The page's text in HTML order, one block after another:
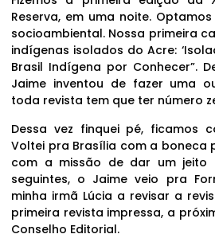
Reserva, em uma noite.
socioambiental. Nossa primeira
indígenas isolados do Acre:
Brasil Indígena por Conhecer”.
Jaime inventou de fazer uma
toda revista tem que ter número
Dessa vez finquei pé, ficamos
Voltei pra Brasília com a boneca
com a missão de dar um jeito
seguintes, o Jaime veio pra
minha irmã Lúcia a revisar a
primeira revista impressa, a
Conselho Editorial.